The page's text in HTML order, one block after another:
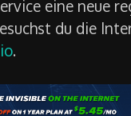
eine neue
du die
.